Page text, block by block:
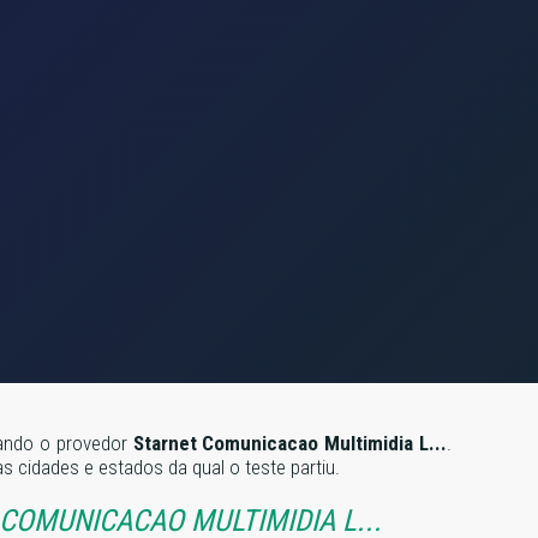
o provedor Starnet Comunicacao Multimidia L....
cidades e estados da qual o teste partiu.
MULTIMIDIA L...